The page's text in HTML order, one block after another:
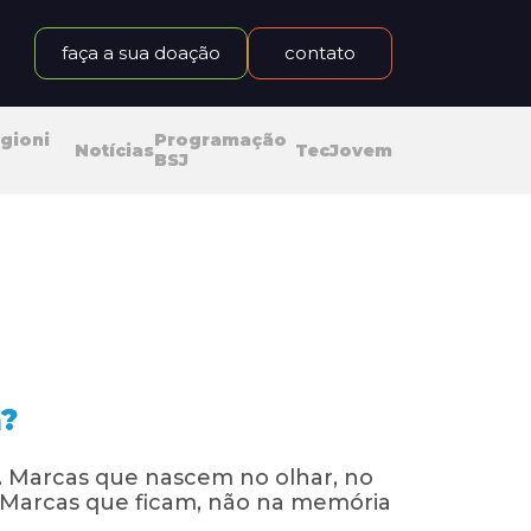
faça a sua doação contato
NotíciasProgramação
BSJ
TecJovem
que nascem no olhar, no
que ficam, não na memória